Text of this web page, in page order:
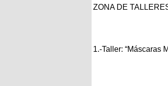
ZONA DE
1.-Taller: “Máscaras